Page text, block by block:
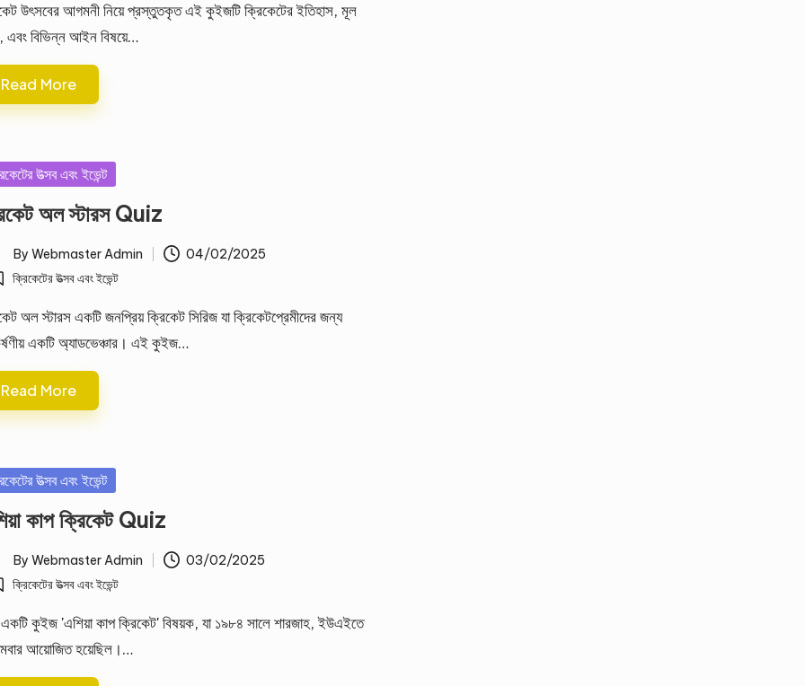
উৎসবের আগমনী নিয়ে প্রস্তুতকৃত এই কুইজটি ক্রিকেটের ইতিহাস, মূল
এবং বিভিন্ন আইন বিষয়ে…
Read More
উত্সব এবং ইভেন্ট
অল স্টারস Quiz
By Webmaster Admin 04/02/2025
ক্রিকেটের উত্সব এবং ইভেন্ট
অল স্টারস একটি জনপ্রিয় ক্রিকেট সিরিজ যা ক্রিকেটপ্রেমীদের জন্য
একটি অ্যাডভেঞ্চার। এই কুইজ…
Read More
উত্সব এবং ইভেন্ট
কাপ ক্রিকেট Quiz
By Webmaster Admin 03/02/2025
ক্রিকেটের উত্সব এবং ইভেন্ট
কুইজ 'এশিয়া কাপ ক্রিকেট' বিষয়ক, যা ১৯৮৪ সালে শারজাহ, ইউএইতে
আয়োজিত হয়েছিল।…